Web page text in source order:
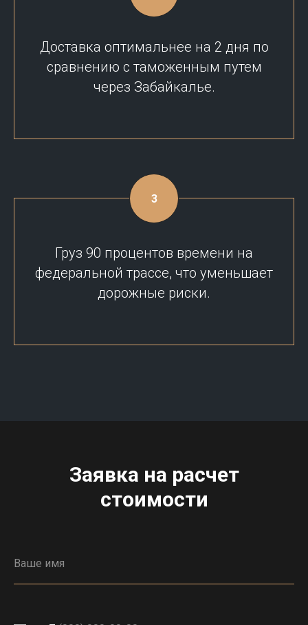
Доставка оптимальнее на 2 дня по
сравнению с таможенным путем
через Забайкалье.
Груз 90 процентов времени на
федеральной трассе, что уменьшает
дорожные риски.
Заявка на расчет
стоимости